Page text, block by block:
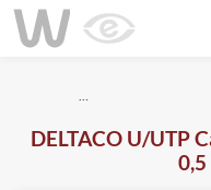
…
DELTACO U/UTP
Mangler chatten?
Ret samtykke!